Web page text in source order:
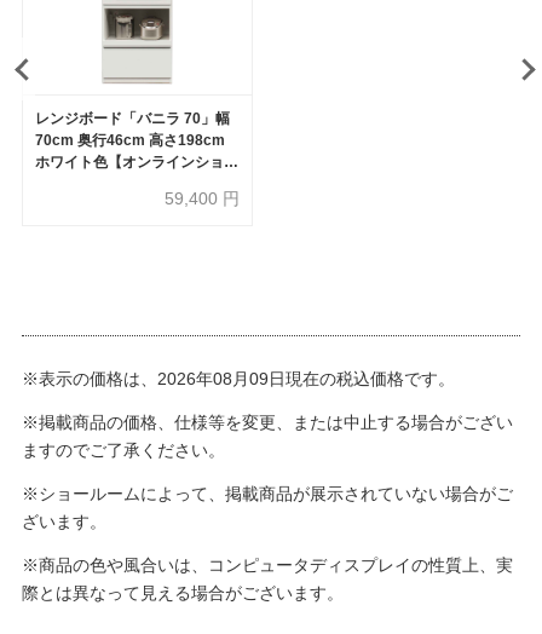
レンジボード「バニラ 70」幅
70cm 奥行46cm 高さ198cm
ホワイト色【オンラインショッ
59,400 円
※表示の価格は、2026年08月09日現在の税込価格です。
※掲載商品の価格、仕様等を変更、または中止する場合がござい
ますのでご了承ください。
※ショールームによって、掲載商品が展示されていない場合がご
ざいます。
※商品の色や風合いは、コンピュータディスプレイの性質上、実
際とは異なって見える場合がございます。